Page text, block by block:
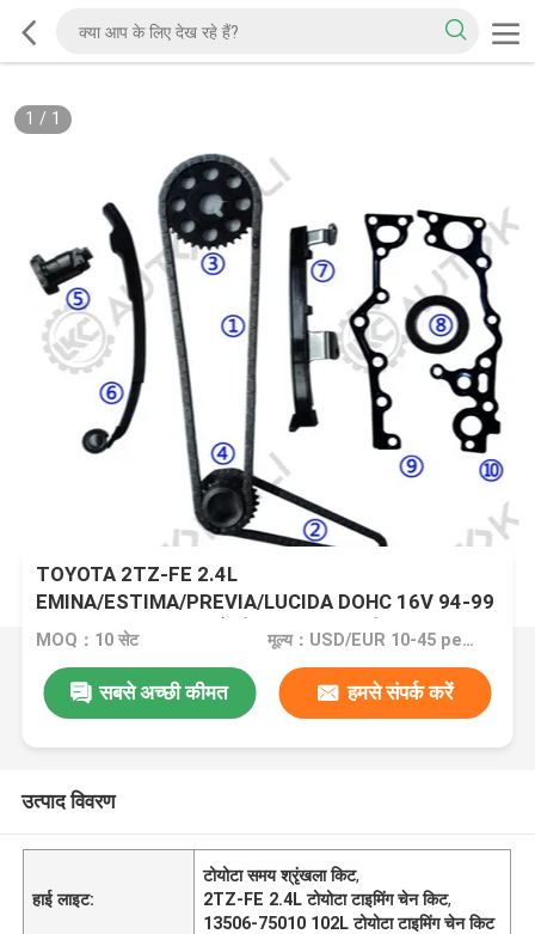
1 / 1
TOYOTA 2TZ-FE 2.4L
EMINA/ESTIMA/PREVIA/LUCIDA DOHC 16V 94-99
13506-75010 102L के लिए समय श्रृंखला किट
MOQ：10 सेट मूल्य：USD/EUR 10-45 per set
सबसे अच्छी कीमत हमसे संपर्क करें
उत्पाद विवरण
हाई लाइट:
टोयोटा समय श्रृंखला किट,
2TZ-FE 2.4L टोयोटा टाइमिंग चेन किट,
13506-75010 102L टोयोटा टाइमिंग चेन किट